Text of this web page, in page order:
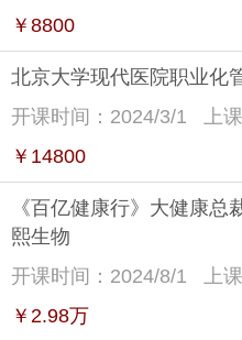
￥8800
北京大学现代医院职业化
开课时间：2024/3/1
上
￥14800
《百亿健康行》大健康
熙生物
开课时间：2024/8/1
上
￥2.98万